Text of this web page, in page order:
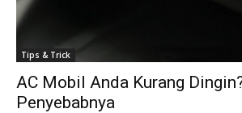
Tips & Trick
AC Mobil Anda Kurang
Penyebabnya